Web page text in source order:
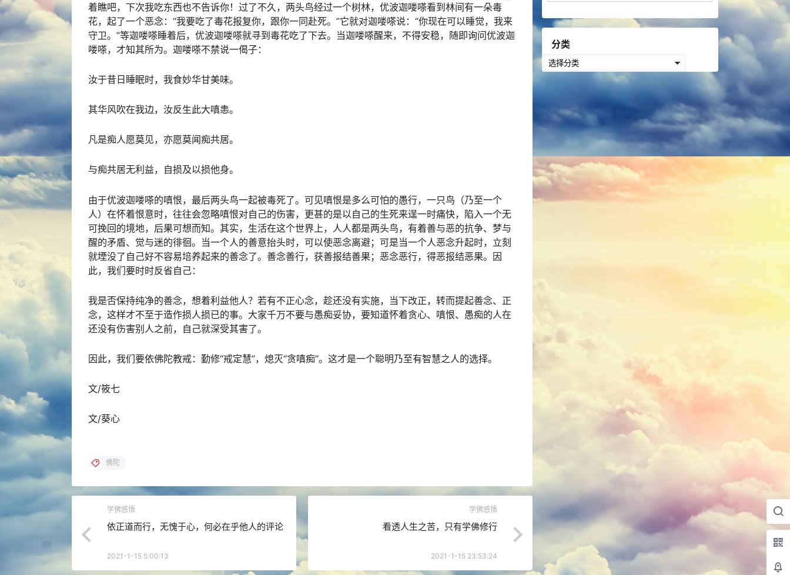
着瞧吧，下次我吃东西也不告诉你！过了不久，两头鸟经过一个树林，优波迦喽嗏看到林间有一朵毒
花，起了一个恶念：“我要吃了毒花报复你，跟你一同赴死。”它就对迦喽嗏说：“你现在可以睡觉，我来
守卫。”等迦喽嗏睡着后，优波迦喽嗏就寻到毒花吃了下去。当迦喽嗏醒来，不得安稳，随即询问优波迦
喽嗏，才知其所为。迦喽嗏不禁说一偈子：
汝于昔日睡眠时，我食妙华甘美味。
其华风吹在我边，汝反生此大嗔恚。
凡是痴人愿莫见，亦愿莫闻痴共居。
与痴共居无利益，自损及以损他身。
由于优波迦喽嗏的嗔恨，最后两头鸟一起被毒死了。可见嗔恨是多么可怕的愚行，一只鸟（乃至一个
人）在怀着恨意时，往往会忽略嗔恨对自己的伤害，更甚的是以自己的生死来逞一时痛快，陷入一个无
可挽回的境地，后果可想而知。其实，生活在这个世界上，人人都是两头鸟，有着善与恶的抗争、梦与
醒的矛盾、觉与迷的徘徊。当一个人的善意抬头时，可以使恶念离避；可是当一个人恶念升起时，立刻
就堙没了自己好不容易培养起来的善念了。善念善行，获善报结善果；恶念恶行，得恶报结恶果。因
此，我们要时时反省自己：
我是否保持纯净的善念，想着利益他人？若有不正心念，趁还没有实施，当下改正，转而提起善念、正
念，这样才不至于造作损人损已的事。大家千万不要与愚痴妥协，要知道怀着贪心、嗔恨、愚痴的人在
还没有伤害别人之前，自己就深受其害了。
因此，我们要依佛陀教戒：勤修“戒定慧”，熄灭“贪嗔痴”。这才是一个聪明乃至有智慧之人的选择。
文/筱七
文/葵心
佛陀
学佛感悟
依正道而行，无愧于心，何必在乎他人的评论
2021-1-15 5:00:13
学佛感悟
看透人生之苦，只有学佛修行
2021-1-15 23:53:24
增
高
分类
分
类